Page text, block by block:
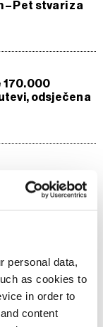
personal data,
as cookies to
in order to
content
Pet stvari za
170.000
odsječena
širom BiH